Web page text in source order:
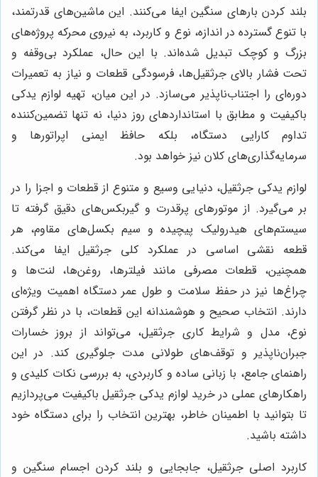
بلند کردن بارهای سنگین ایفا می‌کنند. این ماشین‌های قدرتمند،
با تنوع گسترده در اندازه، نوع و کاربرد، به نیروی محرکه پروژه‌های
بزرگ و کوچک تبدیل شده‌اند. با این حال، عملکرد بی‌وقفه و
تحت فشار بالای جرثقیل‌ها، فرسودگی قطعات و نیاز به تعمیرات
دوره‌ای را اجتناب‌ناپذیر می‌سازد. در این میان، تهیه لوازم یدکی
باکیفیت و مطابق با استانداردهای روز دنیا، نه تنها تضمین‌کننده
تداوم کارایی دستگاه، بلکه حافظ ایمنی اپراتورها و
سرمایه‌گذاری‌های کلان نیز خواهد بود.
لوازم یدکی جرثقیل، دنیایی وسیع و متنوع از قطعات و اجزا را در
بر می‌گیرد. از موتورهای پرقدرت و گیربکس‌های دقیق گرفته تا
سیستم‌های هیدرولیک پیچیده و سیم بکسل‌های مقاوم، هر
قطعه نقشی اساسی در عملکرد کلی جرثقیل ایفا می‌کند.
همچنین، قطعات مصرفی مانند فیلترها، روغن‌ها، لنت‌ها و
چراغ‌ها نیز در حفظ سلامت و طول عمر دستگاه اهمیت ویژه‌ای
دارند. انتخاب صحیح و هوشمندانه این قطعات، با در نظر گرفتن
نوع، مدل و شرایط کاری جرثقیل، می‌تواند از بروز خسارات
جبران‌ناپذیر و توقف‌های طولانی مدت جلوگیری کند. در این
راهنمای جامع، با زبانی ساده و کاربردی، به بررسی نکات کلیدی و
راهکارهای عملی در خرید لوازم یدکی جرثقیل باکیفیت می‌پردازیم
تا بتوانید با اطمینان خاطر، بهترین انتخاب را برای دستگاه خود
داشته باشید.
کاربرد اصلی جرثقیل، جابجایی و بلند کردن اجسام سنگین و